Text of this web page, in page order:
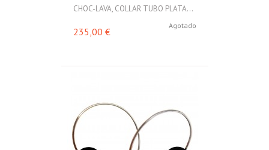
CHOC-LAVA, COLLAR TUBO PLATA...
Agotado
235,00 €